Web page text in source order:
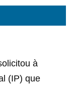
à
(IP) que